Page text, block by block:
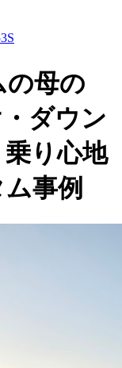
の母の
ダウン
り心地
事例